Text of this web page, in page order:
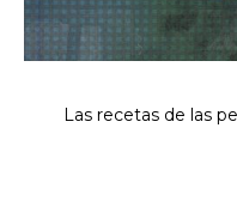
Las recetas de las